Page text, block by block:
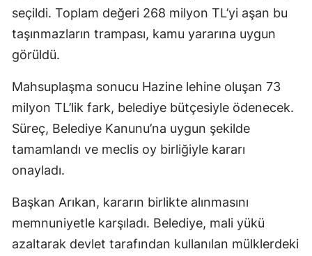
seçildi. Toplam değeri 268 milyon TL’yi aşan bu
taşınmazların trampası, kamu yararına uygun
görüldü.
Mahsuplaşma sonucu Hazine lehine oluşan 73
milyon TL’lik fark, belediye bütçesiyle ödenecek.
Süreç, Belediye Kanunu’na uygun şekilde
tamamlandı ve meclis oy birliğiyle kararı
onayladı.
Başkan Arıkan, kararın birlikte alınmasını
memnuniyetle karşıladı. Belediye, mali yükü
azaltarak devlet tarafından kullanılan mülklerdeki